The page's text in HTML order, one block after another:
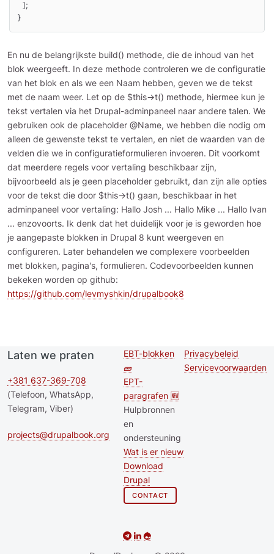
}
En nu de belangrijkste build() methode, die de inhoud van het
blok weergeeft. In deze methode controleren we de configuratie
van het blok en als we een Naam hebben, geven we de tekst
met de naam weer. Let op de $this->t() methode, hiermee kun je
tekst vertalen via het Drupal-adminpaneel naar andere talen. We
gebruiken ook de placeholder @Name, we hebben die nodig om
alleen de gewenste tekst te vertalen, en niet de waarden van de
velden die we in configuratieformulieren invoeren. Dit voorkomt
dat meerdere regels voor vertaling beschikbaar zijn,
bijvoorbeeld als je geen placeholder gebruikt, dan zijn alle opties
voor de tekst die door $this->t() gaan, beschikbaar in het
adminpaneel voor vertaling: Hallo Josh ... Hallo Mike ... Hallo Ivan
... enzovoorts. Ik denk dat het duidelijk voor je is geworden hoe
je aangepaste blokken in Drupal 8 kunt weergeven en
configureren. Later behandelen we complexere voorbeelden
met blokken, pagina's, formulieren. Codevoorbeelden kunnen
bekeken worden op github:
https://github.com/levmyshkin/drupalbook8
Laten we praten
+381 637-369-708
(Telefoon, WhatsApp,
Telegram, Viber)
projects@drupalbook.org
Second
footer
menu
EBT-blokken
🧱
EPT-
paragrafen 🆕
Hulpbronnen
en
ondersteuning
Wat is er nieuw
Download
Drupal
CONTACT
Footer menu
Privacybeleid
Servicevoorwaarden